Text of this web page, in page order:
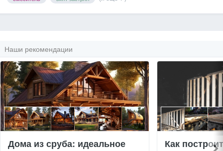
Наши рекомендации
Дома из сруба: идеальное
Как